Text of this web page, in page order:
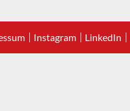
Instagram LinkedIn